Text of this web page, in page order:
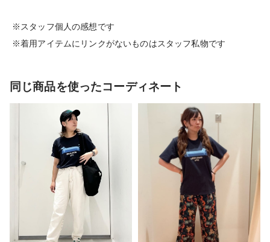
※スタッフ個人の感想です
※着用アイテムにリンクがないものはスタッフ私物です
同じ商品を使ったコーディネート